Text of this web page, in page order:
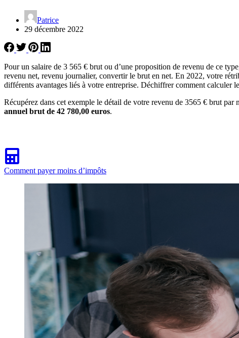
Patrice
29 décembre 2022
Pour un salaire de 3 565 € brut ou d’une proposition de revenu de ce
revenu net, revenu journalier, convertir le brut en net. En 2022, votre
différents avantages liés à votre entreprise. Déchiffrer comment calculer
Récupérez dans cet exemple le détail de votre revenu de 3565 € brut par
annuel brut de 42 780,00 euros.
Comment payer moins d’impôts